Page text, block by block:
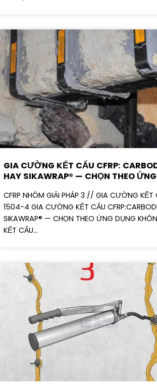
GIA CƯỜNG KẾT CẤU CFRP:
HAY SIKAWRAP® — CHỌN THEO
CFRP NHÓM GIẢI PHÁP 3 // GIA CƯỜNG KẾT
1504-4 GIA CƯỜNG KẾT CẤU
SIKAWRAP® — CHỌN THEO ỨNG DỤNG
KẾT CẤU...